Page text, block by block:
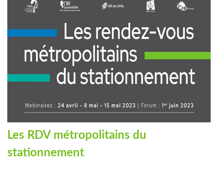
Les RDV métropolitains du
stationnement